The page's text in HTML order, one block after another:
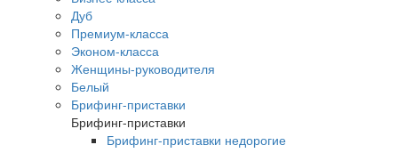
Дуб
Премиум-класса
Эконом-класса
Женщины-руководителя
Белый
Брифинг-приставки
Брифинг-приставки
Брифинг-приставки недорогие